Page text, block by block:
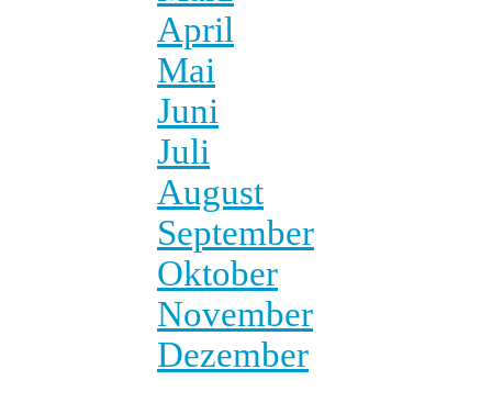
April
Mai
Juni
Juli
August
September
Oktober
November
Dezember